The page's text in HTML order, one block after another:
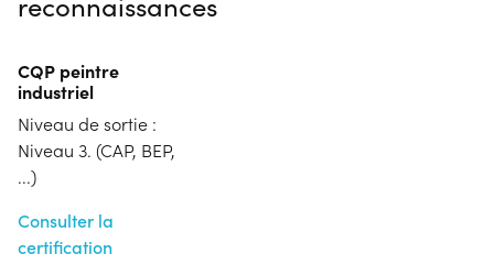
CQP peintre
industriel
Niveau de sortie :
Niveau 3. (CAP, BEP,
...)
Consulter la
certification